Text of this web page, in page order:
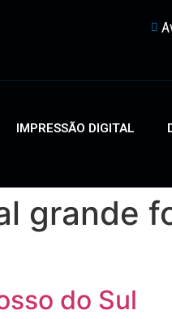
IMPRESSÃO DIGITAL
grande
do Sul